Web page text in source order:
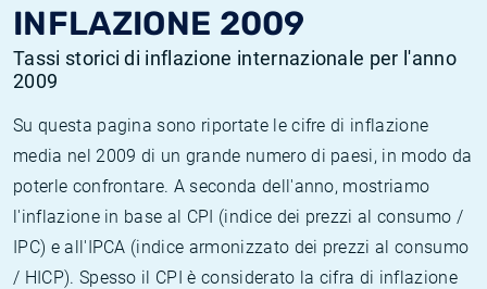
INFLAZIONE 2009
Tassi storici di inflazione internazionale per l'anno
2009
Su questa pagina sono riportate le cifre di inflazione
media nel 2009 di un grande numero di paesi, in modo da
poterle confrontare. A seconda dell'anno, mostriamo
l'inflazione in base al CPI (indice dei prezzi al consumo /
IPC) e all'IPCA (indice armonizzato dei prezzi al consumo
/ HICP). Spesso il CPI è considerato la cifra di inflazione